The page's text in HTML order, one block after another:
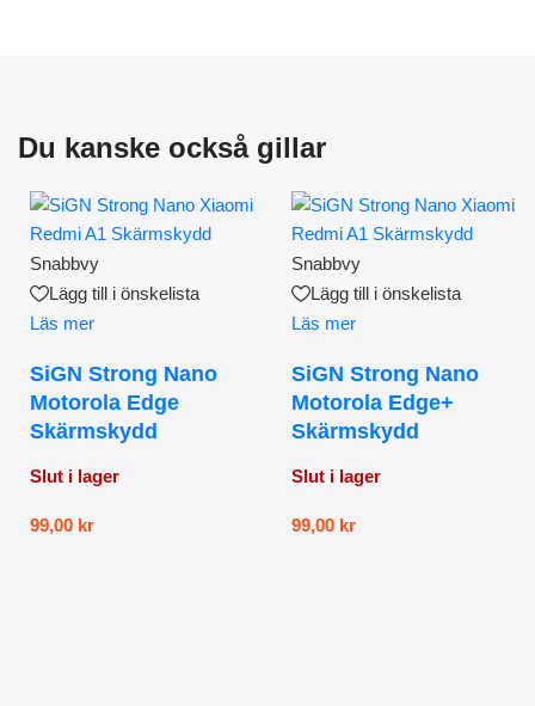
Du kanske också gillar
Snabbvy
Lägg till i önskelista
Läs mer
SiGN Strong Nano
Motorola Edge
Skärmskydd
Slut i lager
99,00 kr
Snabbvy
Lägg till i önskelista
Läs mer
SiGN Strong Nano
Motorola Edge+
Skärmskydd
Slut i lager
99,00 kr